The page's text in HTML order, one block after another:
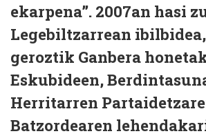
ekarpena”. 2007an hasi
Legebiltzarrean ibilbidea,
geroztik Ganbera
Eskubideen,
Herritarren
Batzordearen